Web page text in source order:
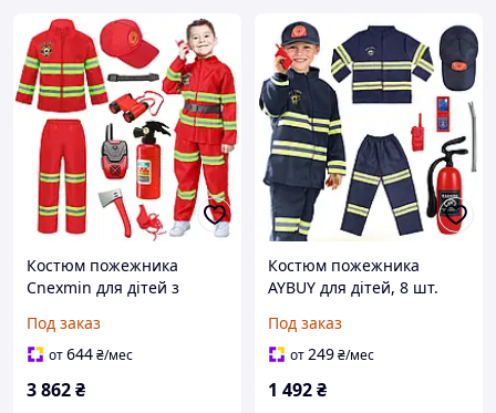
Костюм пожежника
Cnexmin для дітей з
іграшка карнавал для
дітей рольова гра,
червоний, 130
Под заказ
от644₴/мес
3 862₴
Костюм пожежника
AYBUY для дітей, 8 шт.
костюм з аксесуарами,
костюмована рольова
освіта (синій
Под заказ
от249₴/мес
1 492₴